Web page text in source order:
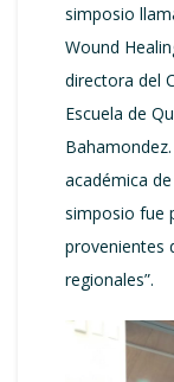
simposio
Wound
directora del
Escuela de
académica de
simposio fue
provenientes
regionales”.